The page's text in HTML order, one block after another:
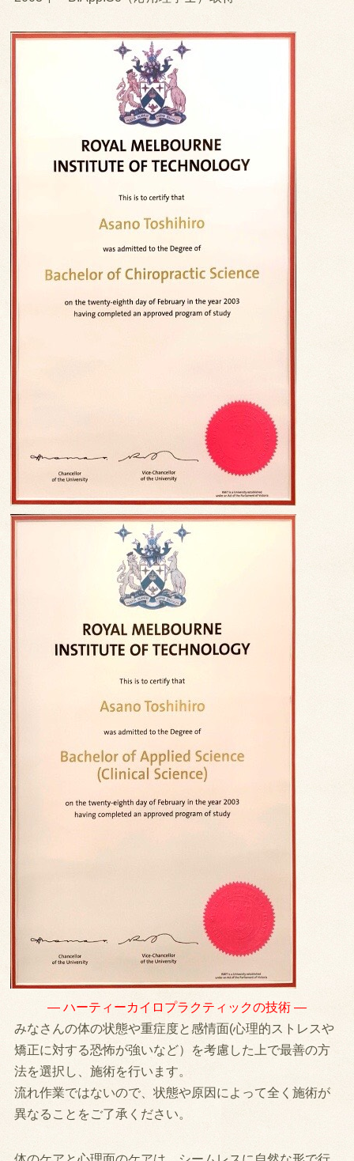
— ハーティーカイロプラクティックの技術 —
みなさんの体の状態や重症度と感情面(心理的ストレスや
矯正に対する恐怖が強いなど）を考慮した上で最善の方
法を選択し、施術を行います。
流れ作業ではないので、状態や原因によって全く施術が
異なることをご了承ください。